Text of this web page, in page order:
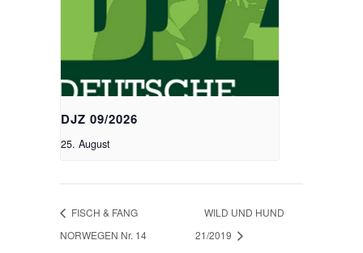
DJZ 09/2026
25. August
FISCH & FANG
NORWEGEN Nr. 14
WILD UND HUND
21/2019